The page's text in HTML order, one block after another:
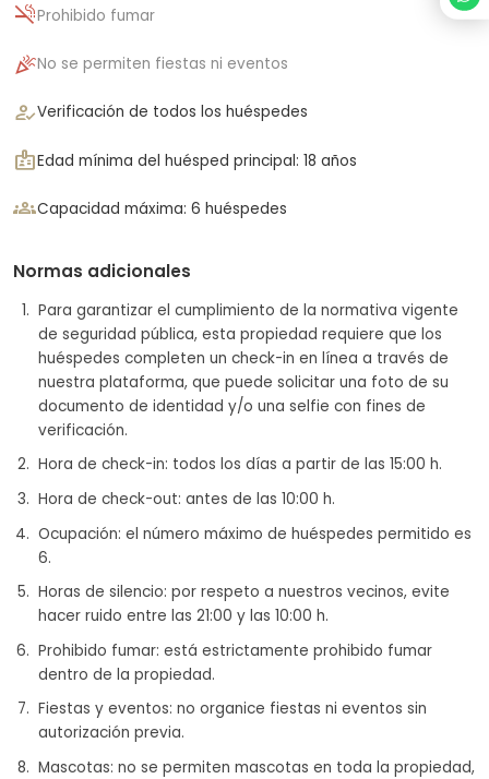
smoke_freeProhibido fumar
celebrationNo se permiten fiestas ni eventos
how_to_regVerificación de todos los huéspedes
badgeEdad mínima del huésped principal: 18 años
groupsCapacidad máxima: 6 huéspedes
Normas adicionales
Para garantizar el cumplimiento de la normativa vigente
de seguridad pública, esta propiedad requiere que los
huéspedes completen un check-in en línea a través de
nuestra plataforma, que puede solicitar una foto de su
documento de identidad y/o una selfie con fines de
verificación.
Hora de check-in: todos los días a partir de las 15:00 h.
Hora de check-out: antes de las 10:00 h.
Ocupación: el número máximo de huéspedes permitido es
6.
Horas de silencio: por respeto a nuestros vecinos, evite
hacer ruido entre las 21:00 y las 10:00 h.
Prohibido fumar: está estrictamente prohibido fumar
dentro de la propiedad.
Fiestas y eventos: no organice fiestas ni eventos sin
autorización previa.
Mascotas: no se permiten mascotas en toda la propiedad,